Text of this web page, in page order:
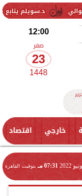
يتابع
12:00
صفر
23
1448
خارجي اقتصاد
07:31 مـ بتوقيت القاهرة